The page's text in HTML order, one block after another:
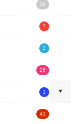
38
7
3
26
1
41